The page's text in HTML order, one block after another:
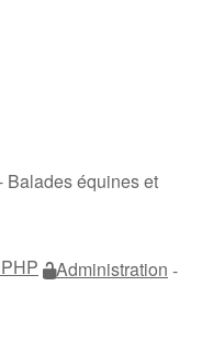
Balades équines et
Administration -